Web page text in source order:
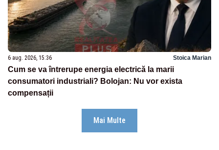
6 aug. 2026, 15:36 Stoica Marian
Cum se va întrerupe energia electrică la marii
consumatori industriali? Bolojan: Nu vor exista
compensații
Mai Multe